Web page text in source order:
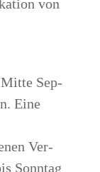
von
Mit­te Sep­
Eine
Ver­
Sonn­tag